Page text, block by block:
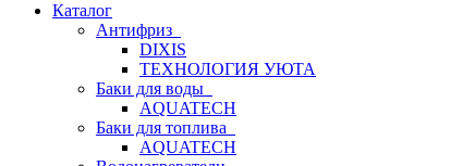
Каталог
Антифриз
DIXIS
ТЕХНОЛОГИЯ УЮТА
Баки для воды
AQUATECH
Баки для топлива
AQUATECH